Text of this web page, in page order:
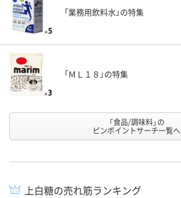
「業務用飲料水」の特集
「ＭＬ１８」の特集
「食品/調味料」の
ピンポイントサーチ一覧へ
上白糖の売れ筋ランキング